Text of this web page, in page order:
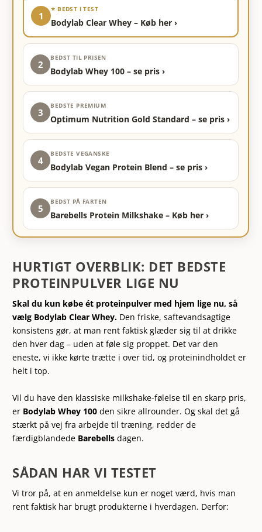
1
⭐ BEDST I TEST
Bodylab Clear Whey – Køb her ›
2
BEDST TIL PRISEN
Bodylab Whey 100 – se pris ›
3
BEDSTE PREMIUM
Optimum Nutrition Gold Standard – se pris ›
4
BEDSTE VEGANSKE
Bodylab Vegan Protein Blend – se pris ›
5
BEDST PÅ FARTEN
Barebells Protein Milkshake – Køb her ›
HURTIGT OVERBLIK: DET BEDSTE
PROTEINPULVER LIGE NU
Skal du kun købe ét proteinpulver med hjem lige nu, så
vælg Bodylab Clear Whey. Den friske, saftevandsagtige
konsistens gør, at man rent faktisk glæder sig til at drikke
den hver dag – uden at føle sig proppet. Det var den
eneste, vi ikke kørte trætte i over tid, og proteinindholdet er
helt i top.
Vil du have den klassiske milkshake-følelse til en skarp pris,
er Bodylab Whey 100 den sikre allrounder. Og skal det gå
stærkt på vej fra arbejde til træning, redder de
færdigblandede Barebells dagen.
SÅDAN HAR VI TESTET
Vi tror på, at en anmeldelse kun er noget værd, hvis man
rent faktisk har brugt produkterne i hverdagen. Derfor: